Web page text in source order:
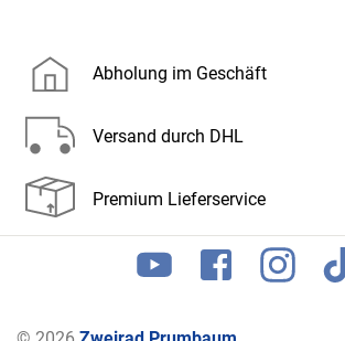
Abholung im Geschäft
Versand durch DHL
Premium Lieferservice